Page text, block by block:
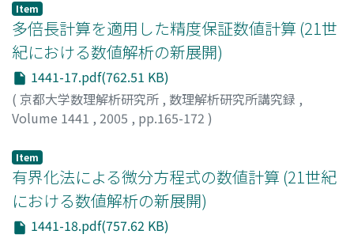
Item
多倍長計算を適用した精度保証数値計算 (21世
紀における数値解析の新展開)
1441-17.pdf(762.51 KB)
( 京都大学数理解析研究所 , 数理解析研究所講究録 ,
Volume 1441 , 2005 , pp.165-172 )
Watanabe, Yoshitaka
Item
有界化法による微分方程式の数値計算 (21世紀
における数値解析の新展開)
1441-18.pdf(757.62 KB)